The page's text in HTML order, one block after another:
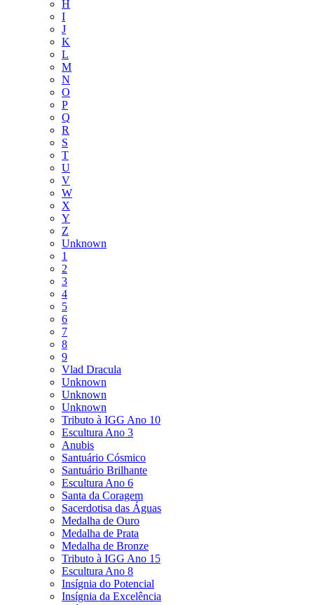
H
I
J
K
L
M
N
O
P
Q
R
S
T
U
V
W
X
Y
Z
Unknown
1
2
3
4
5
6
7
8
9
Vlad Dracula
Unknown
Unknown
Unknown
Tributo à IGG Ano 10
Escultura Ano 3
Anubis
Santuário Cósmico
Santuário Brilhante
Escultura Ano 6
Santa da Coragem
Sacerdotisa das Águas
Medalha de Ouro
Medalha de Prata
Medalha de Bronze
Tributo à IGG Ano 15
Escultura Ano 8
Insígnia do Potencial
Insígnia da Excelência